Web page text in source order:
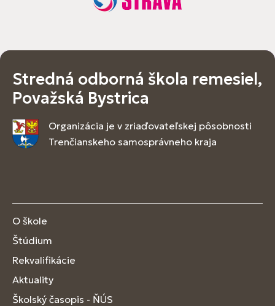
Stredná odborná škola remesiel,
Považská Bystrica
Organizácia je v zriaďovateľskej pôsobnosti
Trenčianskeho samosprávneho kraja
O škole
Štúdium
Rekvalifikácie
Aktuality
Školský časopis - ŇÚS